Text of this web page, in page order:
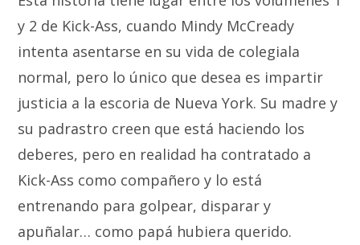
y 2 de Kick-Ass, cuando Mindy McCready
intenta asentarse en su vida de colegiala
normal, pero lo único que desea es impartir
justicia a la escoria de Nueva York. Su madre y
su padrastro creen que está haciendo los
deberes, pero en realidad ha contratado a
Kick-Ass como compañero y lo está
entrenando para golpear, disparar y
apuñalar… como papá hubiera querido.